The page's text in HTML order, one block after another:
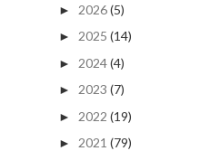
► 2026(5)
► 2025 (14)
► 2024(4)
► 2023 (7)
► 2022 (19)
► 2021 (79)